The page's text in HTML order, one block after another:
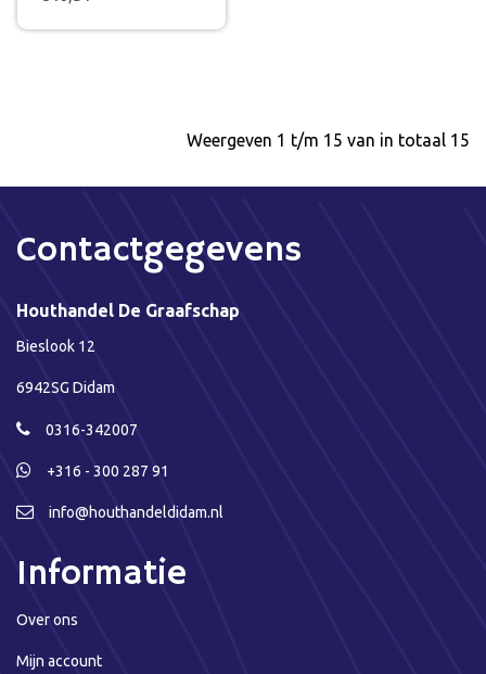
Weergeven 1 t/m 15 van in totaal 15
Contactgegevens
Houthandel De Graafschap
Bieslook 12
6942SG Didam
0316-342007
+316 - 300 287 91
info@houthandeldidam.nl
Informatie
Over ons
Mijn account